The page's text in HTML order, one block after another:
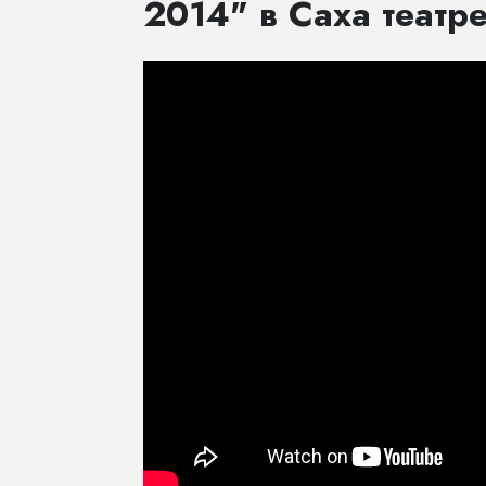
2014" в Саха театре